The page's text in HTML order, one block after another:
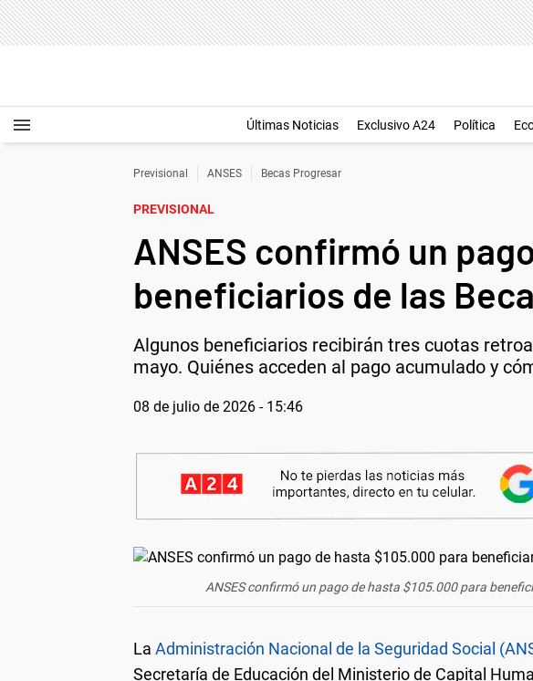
Últimas Noticias Exclusivo A24 Política
Previsional ANSES Becas Progresar
PREVISIONAL
ANSES confirmó un
beneficiarios de las
Algunos beneficiarios recibirán tres cuotas
mayo. Quiénes acceden al pago acumulado y
08 de julio de 2026 - 15:46
ANSES confirmó un pago de hasta $105.000 para
La Administración Nacional de la Seguridad Social
Secretaría de Educación del Ministerio de Capital